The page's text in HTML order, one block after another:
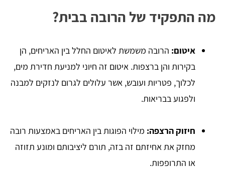
מה התפקיד של הרובה בבית?
איטום: הרובה משמשת לאיטום החלל בין האריחים, הן
בקירות והן ברצפות. איטום זה חיוני למניעת חדירת מים,
לכלוך, פטריות ועובש, אשר עלולים לגרום לנזקים למבנה
ולפגוע בבריאות.
חיזוק הרצפה: מילוי הפוגות בין האריחים באמצעות רובה
מחזק את אחיזתם זה בזה, תורם ליציבותם ומונע תזוזה
או התרופפות.